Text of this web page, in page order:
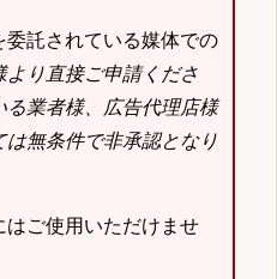
託されている媒体での
より直接ご申請くださ
る業者様、広告代理店様
無条件で非承認となり
ご使用いただけませ